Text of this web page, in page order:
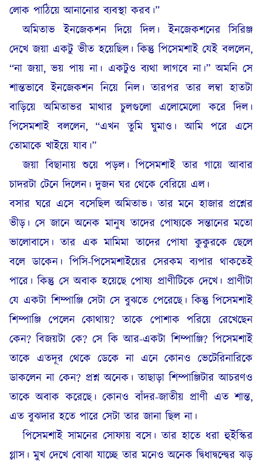
লোক পাঠিয়ে আনানোর ব্যবস্থা করব।”
অমিতাভ ইনজেকশন দিয়ে দিল। ইনজেকশনের সিরিঞ্জ
দেখে জয়া একটু ভীত হয়েছিল। কিন্তু পিসেমশাই যেই বললেন,
“না জয়া, ভয় পায় না। একটুও ব্যথা লাগবে না।” অমনি সে
শান্তভাবে ইনজেকশন নিয়ে নিল। তারপর তার লম্বা হাতটা
বাড়িয়ে অমিতাভর মাথার চুলগুলো এলোমেলো করে দিল।
পিসেমশাই বললেন, “এখন তুমি ঘুমাও। আমি পরে এসে
তোমাকে খাইয়ে যাব।”
জয়া বিছানায় শুয়ে পড়ল। পিসেমশাই তার গায়ে আবার
চাদরটা টেনে দিলেন। দুজন ঘর থেকে বেরিয়ে এল।
বসার ঘরে এসে বসেছিল অমিতাভ। তার মনে হাজার প্রশ্নের
ভীড়। সে জানে অনেক মানুষ তাদের পোষ্যকে সন্তানের মতো
ভালোবাসে। তার এক মামিমা তাদের পোষা কুকুরকে ছেলে
বলে ডাকেন। পিসি-পিসেমশাইয়ের সেরকম ব্যপার থাকতেই
পারে। কিন্তু সে অবাক হয়েছে পোষ্য প্রাণীটিকে দেখে। প্রাণীটা
যে একটা শিম্পাঞ্জি সেটা সে বুঝতে পেরেছে। কিন্তু পিসেমশাই
শিম্পাঞ্জি পেলেন কোথায়? তাকে পোশাক পরিয়ে রেখেছেন
কেন? বিজয়টা কে? সে কি আর-একটা শিম্পাঞ্জি? পিসেমশাই
তাকে এতদূর থেকে ডেকে না এনে কোনও ভেটেরিনারিকে
ডাকলেন না কেন? প্রশ্ন অনেক। তাছাড়া শিম্পাঞ্জিটার আচরণও
তাকে অবাক করেছে। কোনও বাঁদর-জাতীয় প্রাণী এত শান্ত,
এত বুঝদার হতে পারে সেটা তার জানা ছিল না।
পিসেমশাই সামনের সোফায় বসে। তার হাতে ধরা হুইস্কির
গ্লাস। মুখ দেখে বোঝা যাচ্ছে তার মনেও অনেক দ্বিধাদ্বন্দ্বের ঝড়